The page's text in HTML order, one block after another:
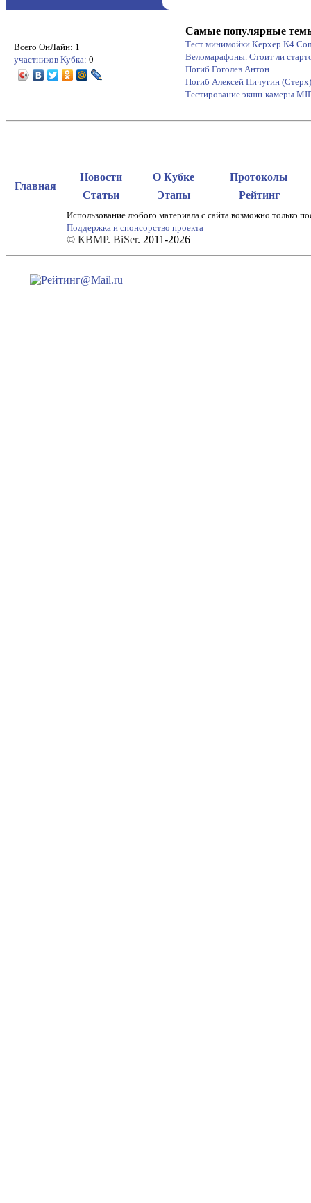
Всего ОнЛайн: 1
участников Кубка: 0
Самые популярные
Тест минимойки Керхер K4
Веломарафоны. Стоит ли
Погиб Гоголев Антон.
Погиб Алексей Пичугин (Стерх)
Тестирование экшн-камеры
Главная
Новости О Кубке
Протоколы
Статьи
Этапы Рейтинг
Использование любого материала с сайта возможно только
Поддержка и спонсорство проекта
© КВМР. BiSer. 2011-2026